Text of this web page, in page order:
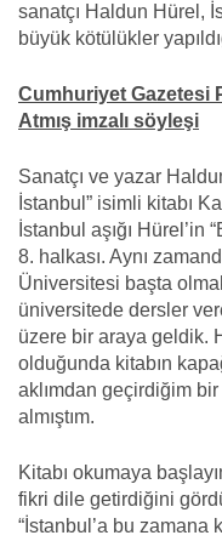
sanatçı Haldun Hürel,
büyük kötülükler
Cumhuriyet Gazetesi
Atmış imzalı söyleşi
Sanatçı ve yazar
İstanbul” isimli kitabı
İstanbul aşığı Hürel’in
8. halkası. Aynı
Üniversitesi başta
üniversitede dersler
üzere bir araya geldik.
olduğunda kitabın
aklımdan geçirdiğim
almıştım.
Kitabı okumaya
fikri dile getirdiğini
“İstanbul’a bu zamana